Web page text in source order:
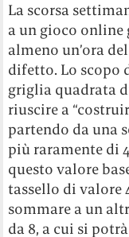
La scorsa
a un gioco online
almeno un’ora
difetto. Lo scopo
griglia quadrata
riuscire a
partendo da una
più raramente di
questo valore
tassello di valore
sommare a un
da 8, a cui si